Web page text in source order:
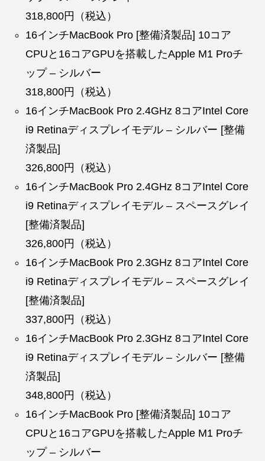
318,800円（税込）
16インチMacBook Pro [整備済製品] 10コア
CPUと16コアGPUを搭載したApple M1 Proチ
ップ – シルバー
318,800円（税込）
16インチMacBook Pro 2.4GHz 8コアIntel Core
i9 Retinaディスプレイモデル – シルバー [整備
済製品]
326,800円（税込）
16インチMacBook Pro 2.4GHz 8コアIntel Core
i9 Retinaディスプレイモデル – スペースグレイ
[整備済製品]
326,800円（税込）
16インチMacBook Pro 2.3GHz 8コアIntel Core
i9 Retinaディスプレイモデル – スペースグレイ
[整備済製品]
337,800円（税込）
16インチMacBook Pro 2.3GHz 8コアIntel Core
i9 Retinaディスプレイモデル – シルバー [整備
済製品]
348,800円（税込）
16インチMacBook Pro [整備済製品] 10コア
CPUと16コアGPUを搭載したApple M1 Proチ
ップ – シルバー